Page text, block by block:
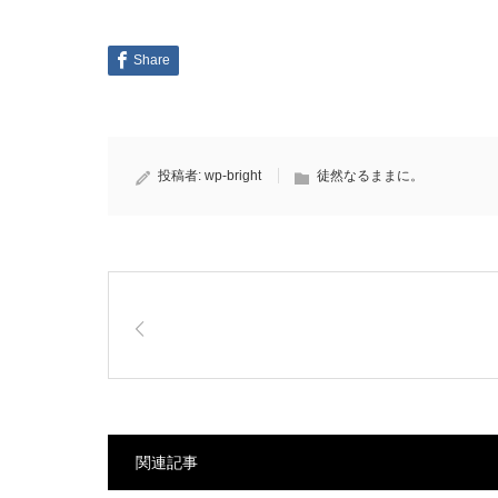
Share
投稿者: wp-bright 徒然なるままに。
関連記事